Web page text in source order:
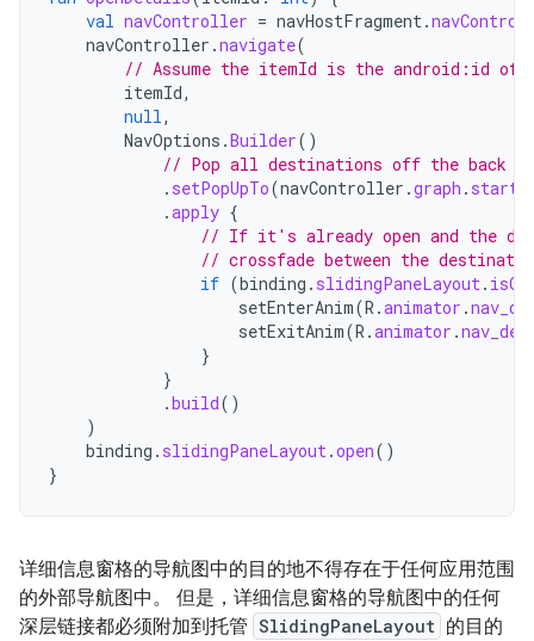
val navController = navHostFragment.
navController .navigate(
// Assume the itemId is the android:id of
itemId,
null,
NavOptions .Builder()
// Pop all destinations off the back
. setPopUpTo(navController .graph .
.apply {
// If it's already open and the
// crossfade between the
if (binding . slidingPaneLayout.
setEnterAnim(R .animator .
setExitAnim(R .animator .
}
}
.build()
)
binding . slidingPaneLayout.open()
}
详细信息窗格的导航图中的目的地不得存在于任何应用范围
的外部导航图中。 但是，详细信息窗格的导航图中的任何
深层链接都必须附加到托管 SlidingPaneLayout 的目的